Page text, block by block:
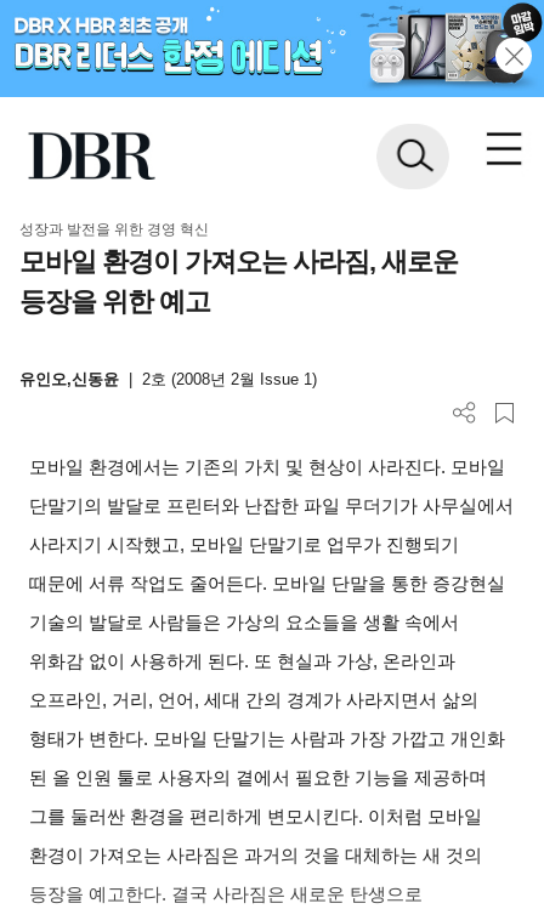
성장과 발전을 위한 경영 혁신
모바일 환경이 가져오는 사라짐, 새로운
등장을 위한 예고
유인오,신동윤 2호 (2008년 2월 Issue 1)
모바일 환경에서는 기존의 가치 및 현상이 사라진다. 모바일
단말기의 발달로 프린터와 난잡한 파일 무더기가 사무실에서
사라지기 시작했고, 모바일 단말기로 업무가 진행되기
때문에 서류 작업도 줄어든다. 모바일 단말을 통한 증강현실
기술의 발달로 사람들은 가상의 요소들을 생활 속에서
위화감 없이 사용하게 된다. 또 현실과 가상, 온라인과
오프라인, 거리, 언어, 세대 간의 경계가 사라지면서 삶의
형태가 변한다. 모바일 단말기는 사람과 가장 가깝고 개인화
된 올 인원 툴로 사용자의 곁에서 필요한 기능을 제공하며
그를 둘러싼 환경을 편리하게 변모시킨다. 이처럼 모바일
환경이 가져오는 사라짐은 과거의 것을 대체하는 새 것의
등장을 예고한다. 결국 사라짐은 새로운 탄생으로